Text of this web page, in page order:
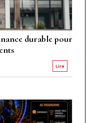
durable pour
Lire